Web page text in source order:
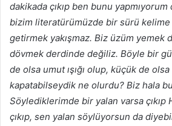
dakikada çıkıp ben bunu
bizim literatürümüzde bir sürü kelime
getirmek yakışmaz. Biz üzüm yemek
dövmek derdinde değiliz. Böyle bir
de olsa umut ışığı olup, küçük de
kapatabilseydik ne olurdu? Biz hala
Söylediklerimde bir yalan varsa çıkıp
çıkıp, sen yalan söylüyorsun da